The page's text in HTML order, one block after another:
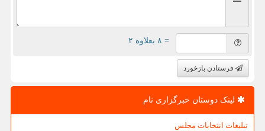
= ۸ بعلاوه ۲
فرستادن بازخورد
لینک دوستان خبرگزاری نام
تبلیغات انتخابات مجلس